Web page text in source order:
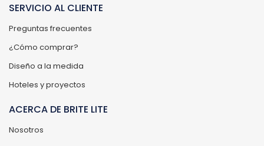
SERVICIO AL CLIENTE
Preguntas frecuentes
¿Cómo comprar?
Diseño a la medida
Hoteles y proyectos
ACERCA DE BRITE LITE
Nosotros